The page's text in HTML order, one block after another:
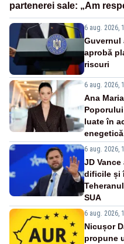
partenerei sale: „Am
6 aug. 2026,
Guvernul
aprobă
riscuri
6 aug. 2026,
Ana
luate în
enegetică
6 aug. 2026,
JD
dificile și
SUA
6 aug. 2026,
Nicușor
propune